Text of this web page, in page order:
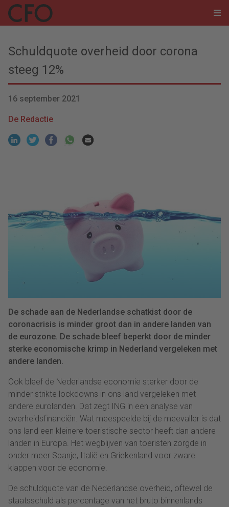
Schuldquote overheid door corona
steeg 12%
16 september 2021
De Redactie
De schade aan de Nederlandse schatkist door de
coronacrisis is minder groot dan in andere landen van
de eurozone. De schade bleef beperkt door de minder
sterke economische krimp in Nederland vergeleken met
andere landen.
Ook bleef de Nederlandse economie sterker door de
minder strikte lockdowns in ons land vergeleken met
andere eurolanden. Dat zegt ING in een analyse van
overheidsfinanciën. Wat meespeelde bij de meevaller is dat
ons land een kleinere toeristische sector heeft dan andere
landen in Europa. Het wegblijven van toeristen zorgde in
onder meer Spanje, Italië en Griekenland voor zware
klappen voor de economie.
De schuldquote van de Nederlandse overheid, oftewel de
staatsschuld als percentage van het bruto binnenlands